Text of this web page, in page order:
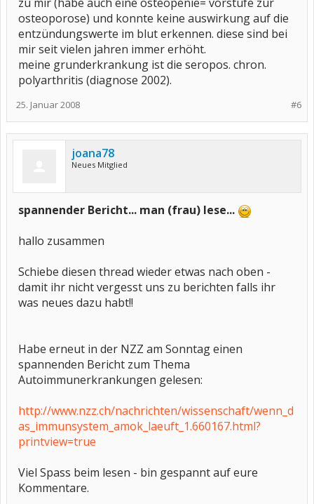
osteoporose) und konnte keine auswirkung auf die
entzündungswerte im blut erkennen. diese sind bei
mir seit vielen jahren immer erhöht.
meine grunderkrankung ist die seropos. chron.
polyarthritis (diagnose 2002).
#6
25. Januar 2008
joana78
Neues Mitglied
spannender Bericht... man (frau) lese...
hallo zusammen
Schiebe diesen thread wieder etwas nach oben -
damit ihr nicht vergesst uns zu berichten falls ihr
was neues dazu habt!!
Habe erneut in der NZZ am Sonntag einen
spannenden Bericht zum Thema
Autoimmunerkrankungen gelesen:
http://www.nzz.ch/nachrichten/wissenschaft/wenn_d
as_immunsystem_amok_laeuft_1.660167.html?
printview=true
Viel Spass beim lesen - bin gespannt auf eure
Kommentare.